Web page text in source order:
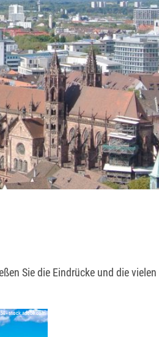
Sie die Eindrücke und die
- stock.adobe.com